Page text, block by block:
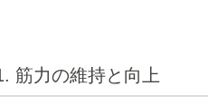
筋力の維持と向上